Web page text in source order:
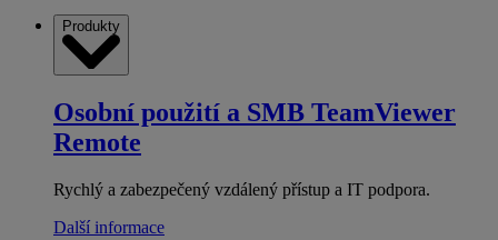
Produkty
Osobní použití a SMB TeamViewer
Remote
Rychlý a zabezpečený vzdálený přístup a IT podpora.
Další informace